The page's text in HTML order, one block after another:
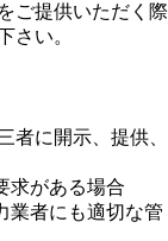
ご提供いただく際
さい。
者に開示、提供、
求がある場合
業者にも適切な管